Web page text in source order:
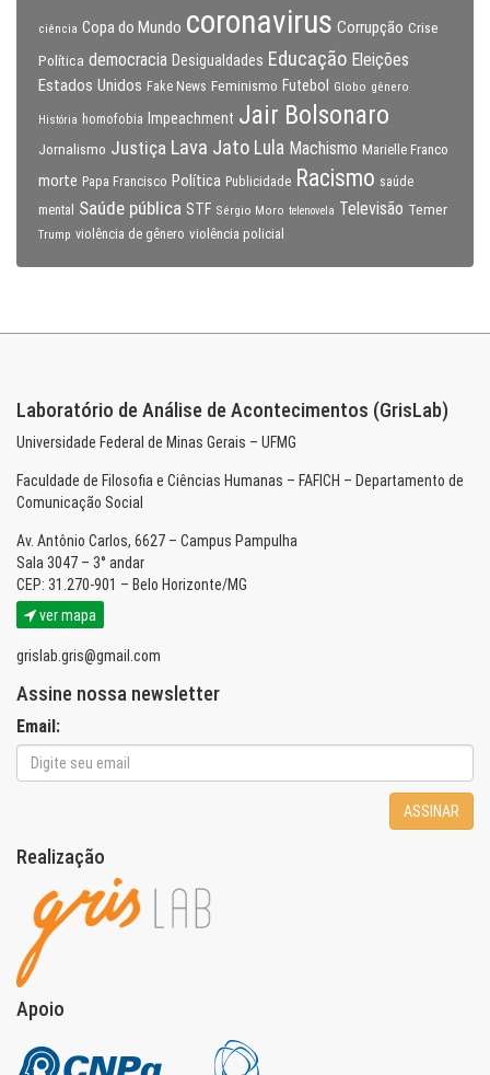
ciência Copa do Mundo coronavirus Corrupção Crise
Política democracia Desigualdades Educação Eleições
Estados Unidos Fake News Feminismo Futebol Globo gênero
História homofobia Impeachment Jair Bolsonaro
Jornalismo Justiça Lava Jato Lula Machismo Marielle Franco
morte Papa Francisco Política Publicidade Racismo saúde
mental
Saúde pública STF Sérgio Moro telenovela Televisão Temer
Trump violência de gênero violência policial
Laboratório de Análise de Acontecimentos (GrisLab)
Universidade Federal de Minas Gerais – UFMG
Faculdade de Filosofia e Ciências Humanas – FAFICH – Departamento de
Comunicação Social
Av. Antônio Carlos, 6627 – Campus Pampulha
Sala 3047 – 3° andar
CEP: 31.270-901 – Belo Horizonte/MG
ver mapa
grislab.gris@gmail.com
Assine nossa newsletter
Email:
ASSINAR
Realização
Apoio